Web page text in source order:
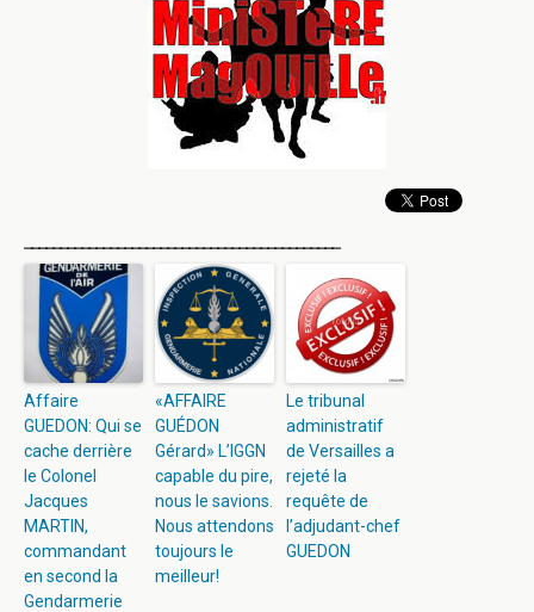
Affaire
GUEDON: Qui se
cache derrière
le Colonel
Jacques
MARTIN,
commandant
en second la
Gendarmerie
«AFFAIRE
GUÉDON
Gérard» L’IGGN
capable du pire,
nous le savions.
Nous attendons
toujours le
meilleur!
Le tribunal
administratif
de Versailles a
rejeté la
requête de
l’adjudant-chef
GUEDON